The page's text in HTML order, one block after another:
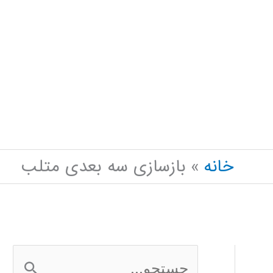
خانه
بازسازی سه بعدی متلب